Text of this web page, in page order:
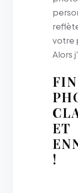
votre
Alors
ET
!